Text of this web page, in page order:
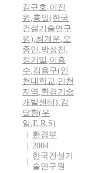
김규호,이진
원 ,홍일(한국
건설기술연구
원),최계운,오
종민 ,박성천 ,
정기일 ,이흥
수,김용구(인
천대학교,인천
지역 ,환경기술
개발센터),김
달환(우
일 ,E.R.S)
환경부
2004
한국건설기
술연구원